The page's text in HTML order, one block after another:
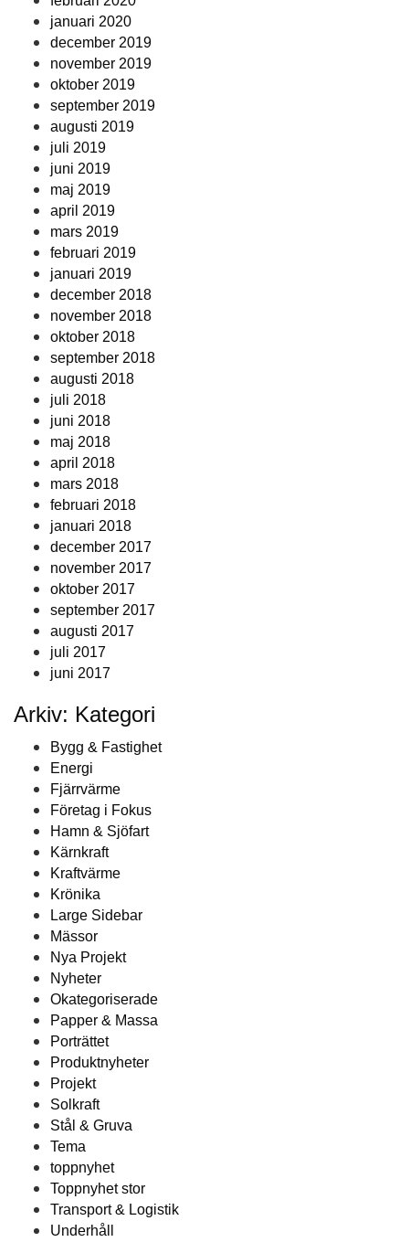
januari 2020
december 2019
november 2019
oktober 2019
september 2019
augusti 2019
juli 2019
juni 2019
maj 2019
april 2019
mars 2019
februari 2019
januari 2019
december 2018
november 2018
oktober 2018
september 2018
augusti 2018
juli 2018
juni 2018
maj 2018
april 2018
mars 2018
februari 2018
januari 2018
december 2017
november 2017
oktober 2017
september 2017
augusti 2017
juli 2017
juni 2017
Arkiv: Kategori
Bygg & Fastighet
Energi
Fjärrvärme
Företag i Fokus
Hamn & Sjöfart
Kärnkraft
Kraftvärme
Krönika
Large Sidebar
Mässor
Nya Projekt
Nyheter
Okategoriserade
Papper & Massa
Porträttet
Produktnyheter
Projekt
Solkraft
Stål & Gruva
Tema
toppnyhet
Toppnyhet stor
Transport & Logistik
Underhåll